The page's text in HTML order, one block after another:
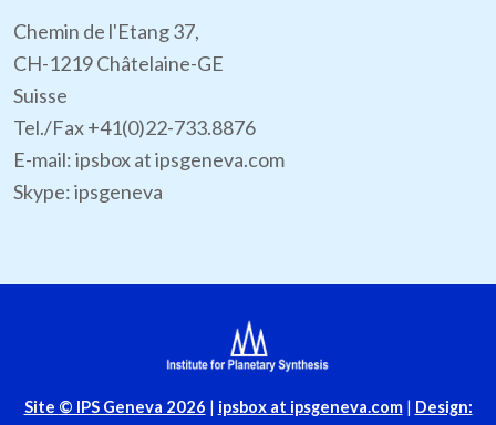
Chemin de l'Etang 37,
CH-1219 Châtelaine-GE
Suisse
Tel./Fax +41(0)22-733.8876
E-mail: ipsbox at ipsgeneva.com
Skype: ipsgeneva
Site © IPS Geneva 2026 | ipsbox at ipsgeneva.com| Design: